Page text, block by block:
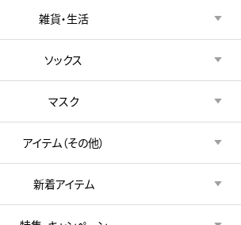
雑貨・生活
ソックス
マスク
アイテム（その他）
新着アイテム